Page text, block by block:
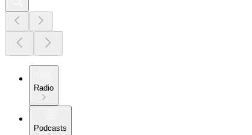
Radio
Podcasts